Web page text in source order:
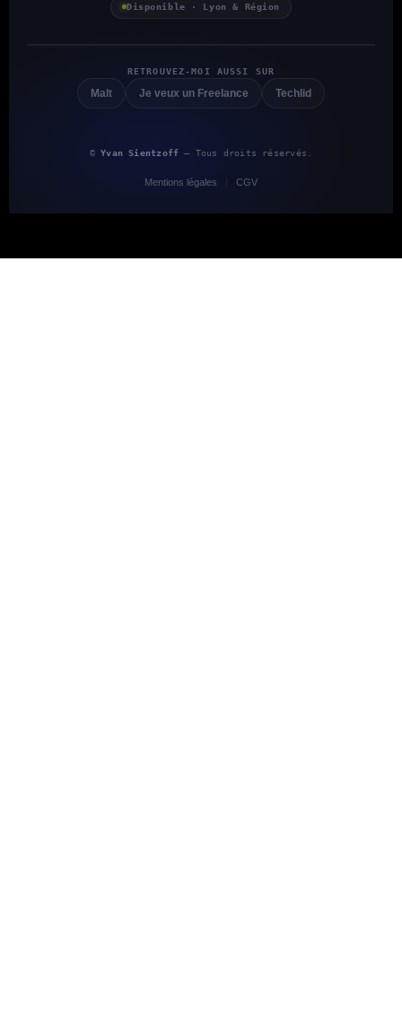
Disponible · Lyon & Région
RETROUVEZ-MOI AUSSI SUR
Malt Je veux un Freelance Techlid
©Yvan Sientzoff — Tous droits réservés.
Mentions légales CGV